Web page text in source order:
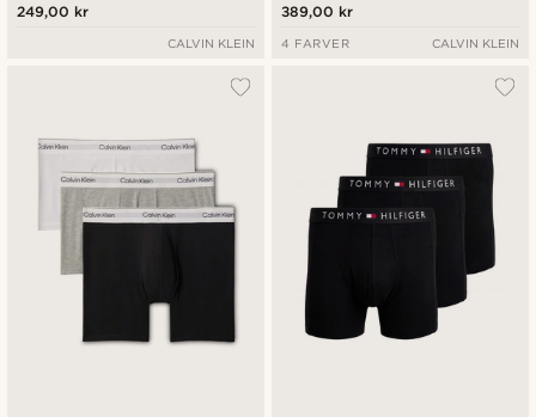
249,00 kr
CALVIN KLEIN
389,00 kr
4 FARVER CALVIN KLEIN